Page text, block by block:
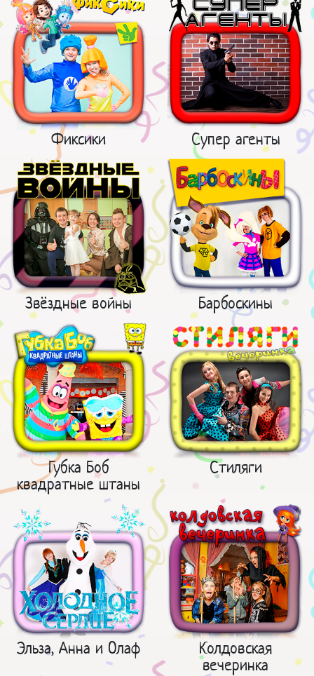
Фиксики Супер агенты
Звёздные войны Барбоскины
Губка Боб
квадратные штаны
Стиляги
Эльза, Анна и Олаф
Колдовская
вечеринка